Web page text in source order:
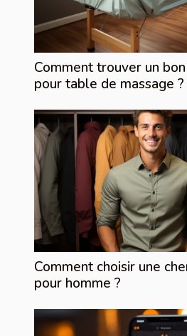
Comment trouver un
pour table de massage ?
Comment choisir une
pour homme ?